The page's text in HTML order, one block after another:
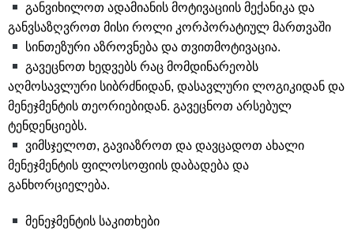
განვიხილოთ ადამიანის მოტივაციის მექანიკა და
განვსაზღვროთ მისი როლი კორპორატიულ მართვაში
სინთეზური აზროვნება და თვითმოტივაცია.
გავეცნოთ ხედვებს რაც მომდინარეობს
აღმოსავლური სიბრძნიდან, დასავლური ლოგიკიდან და
მენეჯმენტის თეორიებიდან. გავეცნოთ არსებულ
ტენდენციებს.
ვიმსჯელოთ, გავიაზროთ და დავცადოთ ახალი
მენეჯმენტის ფილოსოფიის დაბადება და
განხორციელება.
მენეჯმენტის საკითხები